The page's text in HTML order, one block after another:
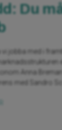
Du
vi jobba med i
Anna
med Sandro